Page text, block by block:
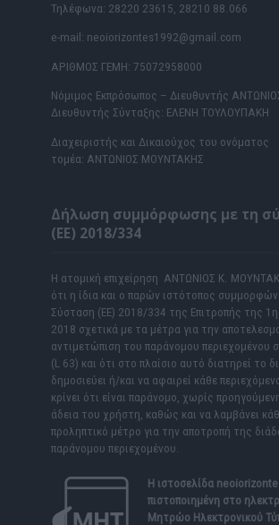
Τηλέφωνα: 28220 23615, 28210 88.066
e-mail: neoiorizontes1992@gmail.com
ΑΡΙΘΜΟΣ ΓΕΜΗ: 75072958000
Νόμιμος Εκπρόσωπος – Διευθυντής
Διευθυντής Σύνταξης: ΕΛΕΝΗ ΤΟΥΛΟΥΠΑΚΗ
Διαχειριστής και Δικαιούχος του ονόματος
τομέα: ΑΝΤΩΝΙΟΣ ΜΟΥΝΤΑΚΗΣ
Δήλωση συμμόρφωσης με τη
(ΕΕ) 2018/334
Η ατομική επιχείρηση ΑΝΤΩΝΙΟΣ Κ.
ότι η ίδια και ο παρών ιστότοπος
Σύσταση (ΕΕ) 2018/334 της Επιτροπής της
2018 σχετικά με τα μέτρα για την
αντιμετώπιση του παράνομου περιεχομένου
(L 63) και ότι στο πλαίσιο αυτό διατηρεί το
δημοσιεύει ή/και να αφαιρεί κάθε
κρίνει ότι είναι παράνομο, χωρίς
άδεια του χρήστη, καθώς και να λαμβάνει
προληπτικό μέτρο για την αποτροπή της
παράνομου περιεχομένου.
Η ιστοσελίδα
πιστοποιημένη στο
Μητρώο Ηλεκτρονικού